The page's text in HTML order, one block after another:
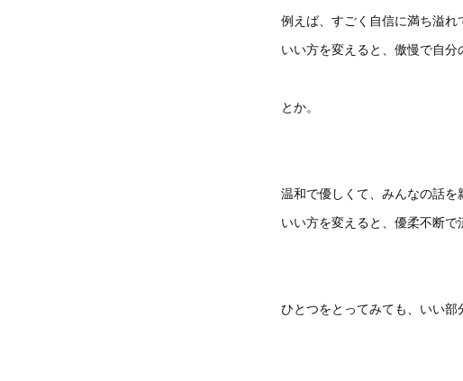
例えば、すごく自信に満ち溢れ
いい方を変えると、傲慢で自分
とか。
温和で優しくて、みんなの話を
いい方を変えると、優柔不断で
ひとつをとってみても、いい部